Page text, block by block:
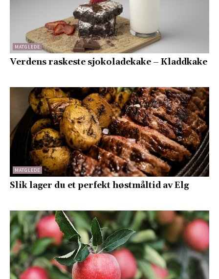
MATGLEDE
Verdens raskeste sjokoladekake – Kladdkake
MATGLEDE
Slik lager du et perfekt høstmåltid av Elg